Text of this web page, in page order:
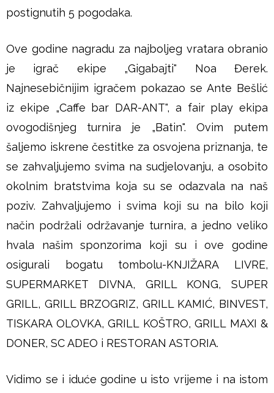
postignutih 5 pogodaka.
Ove godine nagradu za najboljeg vratara obranio
je igrač ekipe „Gigabajti" Noa Đerek.
Najnesebičnijim igračem pokazao se Ante Bešlić
iz ekipe „Caffe bar DAR-ANT", a fair play ekipa
ovogodišnjeg turnira je „Batin". Ovim putem
šaljemo iskrene čestitke za osvojena priznanja, te
se zahvaljujemo svima na sudjelovanju, a osobito
okolnim bratstvima koja su se odazvala na naš
poziv. Zahvaljujemo i svima koji su na bilo koji
način podržali održavanje turnira, a jedno veliko
hvala našim sponzorima koji su i ove godine
osigurali bogatu tombolu-KNJIŽARA LIVRE,
SUPERMARKET DIVNA, GRILL KONG, SUPER
GRILL, GRILL BRZOGRIZ, GRILL KAMIĆ, BINVEST,
TISKARA OLOVKA, GRILL KOŠTRO, GRILL MAXI &
DONER, SC ADEO i RESTORAN ASTORIA.
Vidimo se i iduće godine u isto vrijeme i na istom